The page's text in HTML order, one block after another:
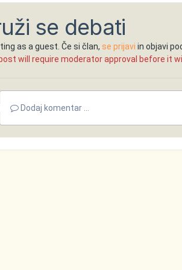
se debati
as a guest. Če si član, se prijavi in objavi
will require moderator approval before it
Dodaj komentar ...